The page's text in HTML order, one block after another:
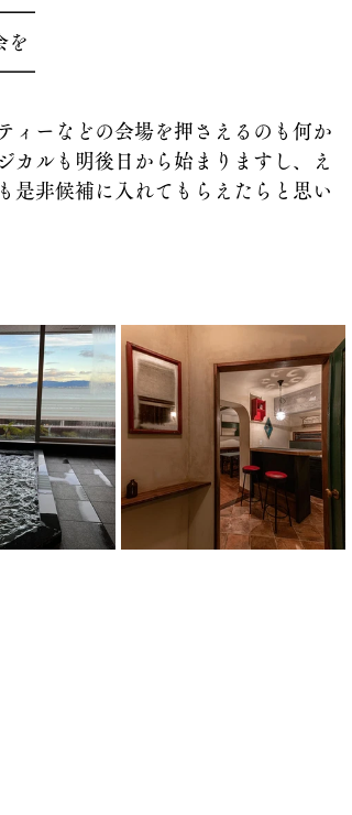
を
ィーなどの会場を押さえるのも何か
カルも明後日から始まりますし、え
是非候補に入れてもらえたらと思い